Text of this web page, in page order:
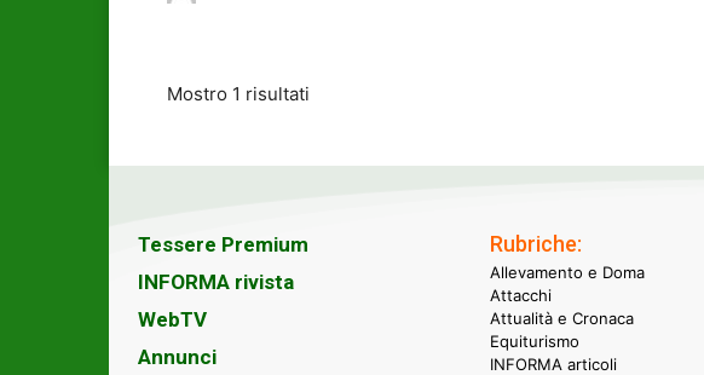
Mostro 1 risultati
Tessere Premium
INFORMA rivista
WebTV
Annunci
Rubriche:
Allevamento e Doma
Attacchi
Attualità e Cronaca
Equiturismo
INFORMA articoli